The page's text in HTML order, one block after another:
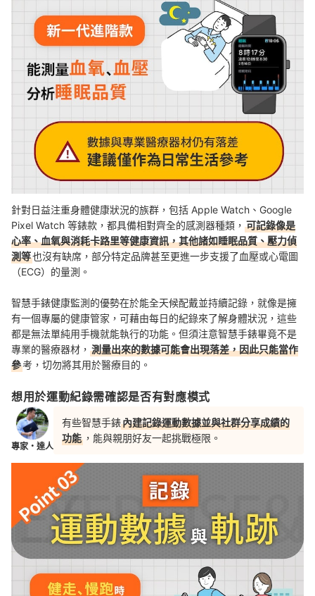
針對日益注重身體健康狀況的族群，包括 Apple Watch、Google
Pixel Watch 等錶款，都具備相對齊全的感測器種類， 可記錄像是
心率、血氧與消耗卡路里等健康資訊，其他諸如睡眠品質、壓力偵
測等也沒有缺席，部分特定品牌甚至更進一步支援了血壓或心電圖
（ECG）的量測。
智慧手錶健康監測的優勢在於能全天候配戴並持續記錄，就像是擁
有一個專屬的健康管家，可藉由每日的紀錄來了解身體狀況，這些
都是無法單純用手機就能執行的功能。但須注意智慧手錶畢竟不是
專業的醫療器材， 測量出來的數據可能會出現落差，因此只能當作
參考，切勿將其用於醫療目的。
想用於運動紀錄需確認是否有對應模式
專家・達人
有些智慧手錶內建記錄運動數據並與社群分享成績的
功能 ，能與親朋好友一起挑戰極限。